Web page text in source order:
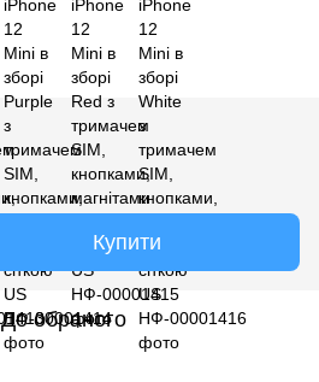
Купити
До обраного